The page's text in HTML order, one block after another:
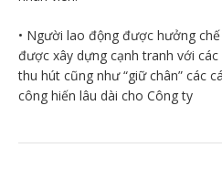
• Người lao động được hưởng
được xây dựng cạnh tranh với
thu hút cũng như “giữ chân” các
công hiến lâu dài cho Công ty